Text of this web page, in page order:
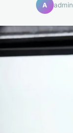
A admin